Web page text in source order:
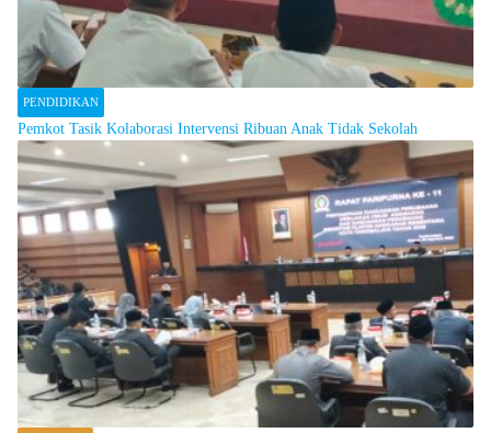
PENDIDIKAN
Pemkot Tasik Kolaborasi Intervensi Ribuan Anak Tidak Sekolah